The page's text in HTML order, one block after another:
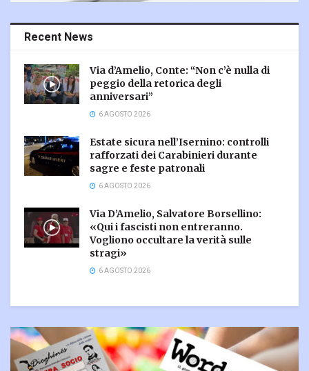
Recent News
Via d’Amelio, Conte: “Non c’è nulla di
peggio della retorica degli
anniversari”
6 AGOSTO 2026
Estate sicura nell’Isernino: controlli
rafforzati dei Carabinieri durante
sagre e feste patronali
6 AGOSTO 2026
Via D’Amelio, Salvatore Borsellino:
«Qui i fascisti non entreranno.
Vogliono occultare la verità sulle
stragi»
6 AGOSTO 2026